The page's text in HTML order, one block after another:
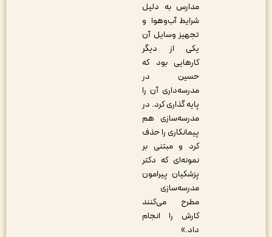
مدارس به دلیل
شرایط آب‌وهوا و
تجهیز وسایل آن
یکی از دیگر
کارهایی بود که
حسین در
مدرسه‌داری آن را
پایه گذاری کرد. در
مدرسه‌سازی هم
پیمانکاری را حذف
کرد و مبتنی بر
نمونه‌ای که دکتر
پزشکیان پیرامون
مدرسه‌سازی
مطرح می‌کنند
کارش را انجام